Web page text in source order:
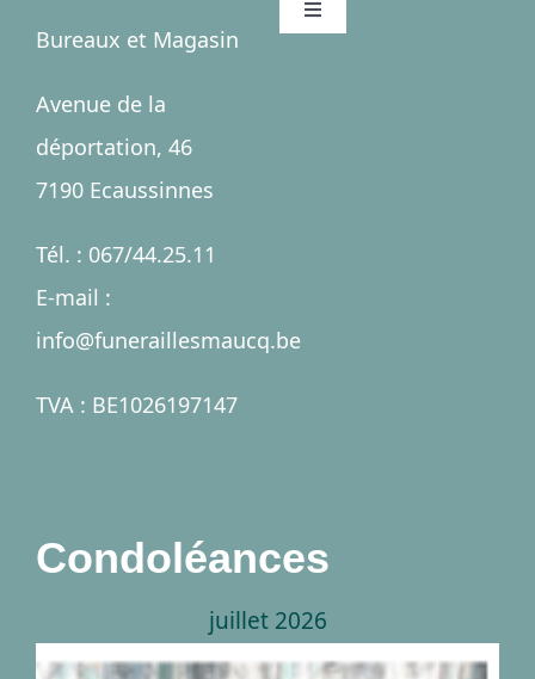
Bureaux et Magasin
Avenue de la
déportation, 46
7190 Ecaussinnes
Tél. : 067/44.25.11
E-mail :
info@funeraillesmaucq.be
TVA : BE1026197147
Toggle
Salles
Nécrologies
Condoléances
juillet 2026